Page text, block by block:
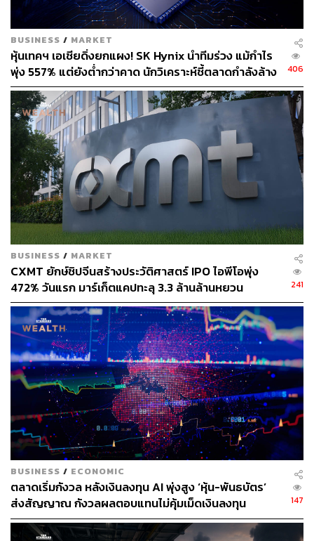
BUSINESS / MARKET
หุ้นเทคฯ เอเชียดิ่งยกแผง! SK Hynix นำทีมร่วง แม้กำไร
พุ่ง 557% แต่ยังต่ำกว่าคาด นักวิเคราะห์ชี้ตลาดกำลังล้าง
‘ฟองสบู่’ AI
406
BUSINESS / MARKET
CXMT ยักษ์ชิปจีนสร้างประวัติศาสตร์ IPO ไอพีโอพุ่ง
472% วันแรก มาร์เก็ตแคปทะลุ 3.3 ล้านล้านหยวน
241
BUSINESS / ECONOMIC
ตลาดเริ่มกังวล หลังเงินลงทุน AI พุ่งสูง ‘หุ้น-พันธบัตร’
ส่งสัญญาณ กังวลผลตอบแทนไม่คุ้มเม็ดเงินลงทุน
147